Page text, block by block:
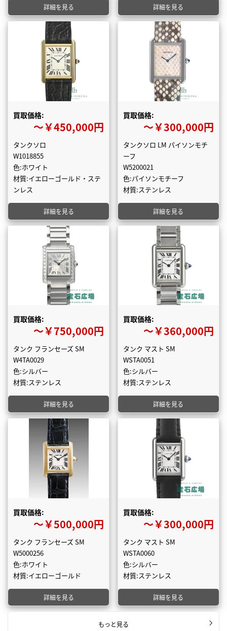
詳細を見る 詳細を見る
買取価格:
〜￥450,000円
タンクソロ
W1018855
色:ホワイト
材質:イエローゴールド・ステ
ンレス
詳細を見る
買取価格:
〜￥300,000円
タンクソロ LM パイソンモチ
ーフ
W5200021
色:パイソンモチーフ
材質:ステンレス
詳細を見る
買取価格:
〜￥750,000円
タンク フランセーズ SM
W4TA0029
色:シルバー
材質:ステンレス
詳細を見る
買取価格:
〜￥360,000円
タンク マスト SM
WSTA0051
色:シルバー
材質:ステンレス
詳細を見る
買取価格:
〜￥500,000円
タンク フランセーズ SM
W5000256
色:ホワイト
材質:イエローゴールド
詳細を見る
買取価格:
〜￥300,000円
タンク マスト SM
WSTA0060
色:シルバー
材質:ステンレス
詳細を見る
もっと見る